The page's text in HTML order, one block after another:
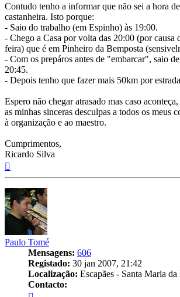
Contudo tenho a informar que não sei a hora
castanheira. Isto porque:
- Saio do trabalho (em Espinho) às 19:00.
- Chego a Casa por volta das 20:00 (por causa
feira) que é em Pinheiro da Bemposta
- Com os prepáros antes de "embarcar", saio
20:45.
- Depois tenho que fazer mais 50km por
Espero não chegar atrasado mas caso
as minhas sinceras desculpas a todos os meus
à organização e ao maestro.
Cumprimentos,
Ricardo Silva
Paulo Tomé
Mensagens: 606
Registado: 30 jan 2007, 21:42
Localização: Escapães - Santa Maria da
Contacto: